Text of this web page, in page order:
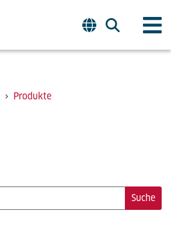
Produkte
Suche